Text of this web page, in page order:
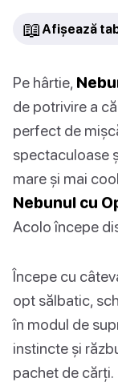
📖 Afișează
Pe hârtie,
de potrivire a
perfect de
spectaculoase
mare și mai
Nebunul cu
Acolo începe
Începe cu
opt sălbatic,
în modul de
instincte și
pachet de cărți.